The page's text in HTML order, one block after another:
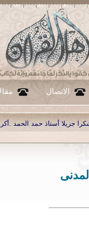
الاتصال
الله .|تعليق: نسأل الله